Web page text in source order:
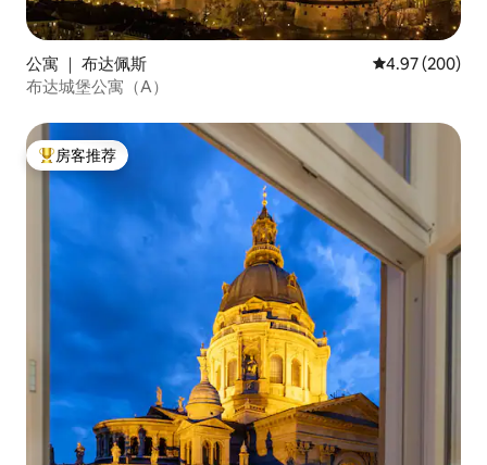
公寓 ｜ 布达佩斯 平均评分 4.97
4.97 (200)
布达城堡公寓（A）
热门「房客推荐」
房客推荐